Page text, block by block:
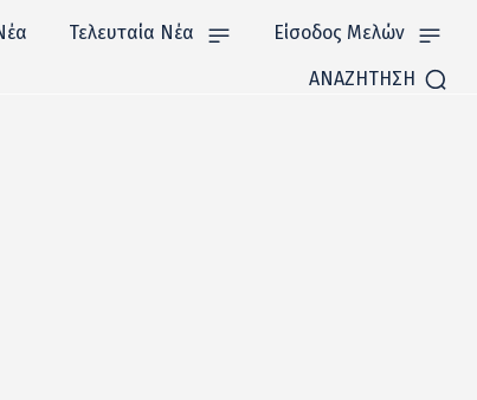
Τελευταία Νέα Είσοδος Μελών
ΑΝΑΖΗΤΗΣΗ